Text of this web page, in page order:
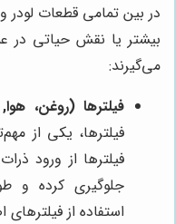
در بین تمامی قطعات لودر
بیشتر یا نقش حیاتی در
می‌گیرند:
فیلترها (روغن،
فیلترها، یکی از
فیلترها از ورود
جلوگیری کرده و
استفاده از